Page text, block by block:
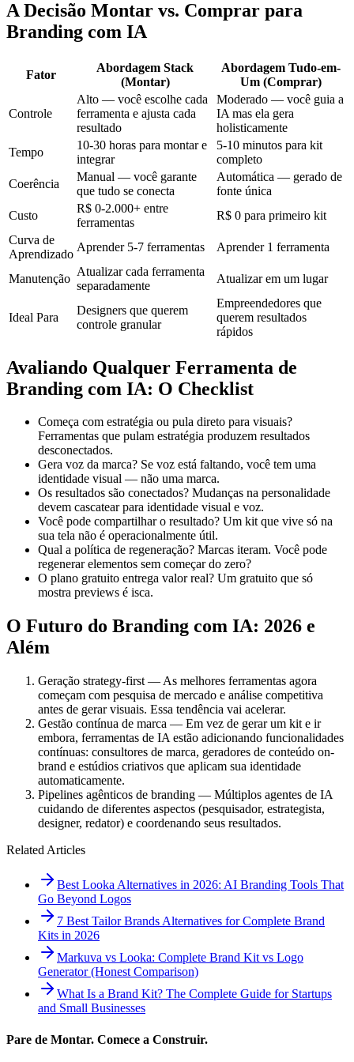
A Decisão Montar vs. Comprar para
Branding com IA
Fator
Abordagem Stack
(Montar)
Abordagem Tudo-em-
Um (Comprar)
Controle
Alto — você escolhe cada
ferramenta e ajusta cada
resultado
Moderado — você guia a
IA mas ela gera
holisticamente
Tempo
10-30 horas para montar e
integrar
5-10 minutos para kit
completo
Coerência
Manual — você garante
que tudo se conecta
Automática — gerado de
fonte única
Custo
R$ 0-2.000+ entre
ferramentas
R$ 0 para primeiro kit
Curva de
Aprendizado
Aprender 5-7 ferramentas Aprender 1 ferramenta
Manutenção
Atualizar cada ferramenta
separadamente
Atualizar em um lugar
Ideal Para
Designers que querem
controle granular
Empreendedores que
querem resultados
rápidos
Avaliando Qualquer Ferramenta de
Branding com IA: O Checklist
Começa com estratégia ou pula direto para visuais?
Ferramentas que pulam estratégia produzem resultados
desconectados.
Gera voz da marca? Se voz está faltando, você tem uma
identidade visual — não uma marca.
Os resultados são conectados? Mudanças na personalidade
devem cascatear para identidade visual e voz.
Você pode compartilhar o resultado? Um kit que vive só na
sua tela não é operacionalmente útil.
Qual a política de regeneração? Marcas iteram. Você pode
regenerar elementos sem começar do zero?
O plano gratuito entrega valor real? Um gratuito que só
mostra previews é isca.
O Futuro do Branding com IA: 2026 e
Além
Geração strategy-first — As melhores ferramentas agora
começam com pesquisa de mercado e análise competitiva
antes de gerar visuais. Essa tendência vai acelerar.
Gestão contínua de marca — Em vez de gerar um kit e ir
embora, ferramentas de IA estão adicionando funcionalidades
contínuas: consultores de marca, geradores de conteúdo on-
brand e estúdios criativos que aplicam sua identidade
automaticamente.
Pipelines agênticos de branding — Múltiplos agentes de IA
cuidando de diferentes aspectos (pesquisador, estrategista,
designer, redator) e coordenando seus resultados.
Related Articles
Best Looka Alternatives in 2026: AI Branding Tools That
Go Beyond Logos
7 Best Tailor Brands Alternatives for Complete Brand
Kits in 2026
Markuva vs Looka: Complete Brand Kit vs Logo
Generator (Honest Comparison)
What Is a Brand Kit? The Complete Guide for Startups
and Small Businesses
Pare de Montar. Comece a Construir.